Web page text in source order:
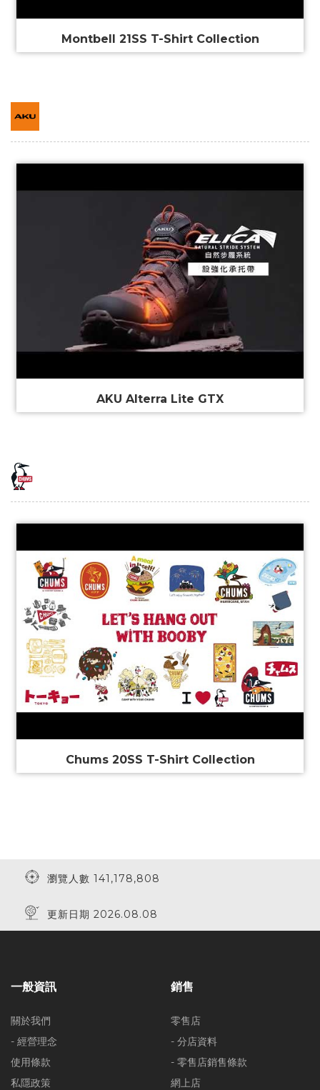
Montbell 21SS T-Shirt Collection
AKU Alterra Lite GTX
Chums 20SS T-Shirt Collection
瀏覽人數 141,178,808
更新日期 2026.08.08
一般資訊
關於我們
- 經營理念
使用條款
私隱政策
銷售
零售店
- 分店資料
- 零售店銷售條款
網上店